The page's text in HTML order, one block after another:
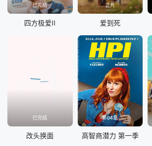
已完结
四方极爱II
正片
爱到死
已完结
改头换面
第04集
高智商潜力 第一季